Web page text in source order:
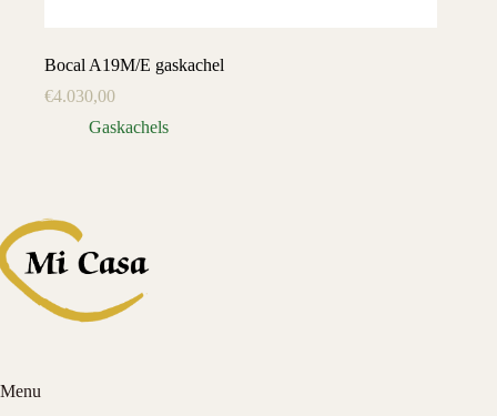
Bocal A19M/E gaskachel
€4.030,00
Gaskachels
Menu